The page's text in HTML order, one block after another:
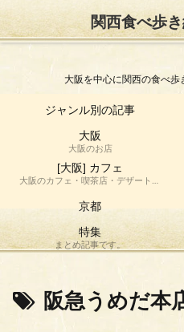
関西食べ
大阪を中心に関西の食べ歩
ジャンル別の記事
大阪
大阪のお店
[大阪] カフェ
大阪のカフェ・喫茶店・デザート店
京都
特集
まとめ記事です。
阪急うめだ本
関西食べ歩